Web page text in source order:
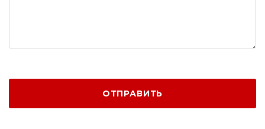
ОТПРАВИТЬ